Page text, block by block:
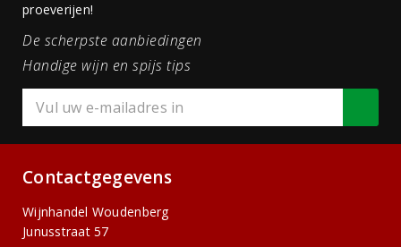
proeverijen!
De scherpste aanbiedingen
Handige wijn en spijs tips
Contactgegevens
Wijnhandel Woudenberg
Junusstraat 57